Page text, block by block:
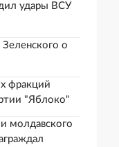
удары ВСУ
о
фракций
"Яблоко"
молдавского